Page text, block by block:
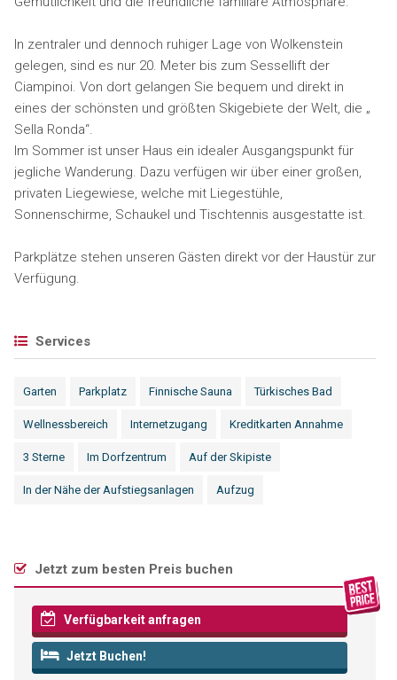
In zentraler und dennoch ruhiger Lage von Wolkenstein
gelegen, sind es nur 20. Meter bis zum Sessellift der
Ciampinoi. Von dort gelangen Sie bequem und direkt in
eines der schönsten und größten Skigebiete der Welt, die „
Sella Ronda“.
Im Sommer ist unser Haus ein idealer Ausgangspunkt für
jegliche Wanderung. Dazu verfügen wir über einer großen,
privaten Liegewiese, welche mit Liegestühle,
Sonnenschirme, Schaukel und Tischtennis ausgestatte ist.
Parkplätze stehen unseren Gästen direkt vor der Haustür zur
Verfügung.
Services
Garten Parkplatz Finnische Sauna Türkisches Bad
Wellnessbereich Internetzugang Kreditkarten Annahme
3 Sterne Im Dorfzentrum Auf der Skipiste
In der Nähe der Aufstiegsanlagen Aufzug
Jetzt zum besten Preis buchen
Verfügbarkeit anfragen
Jetzt Buchen!